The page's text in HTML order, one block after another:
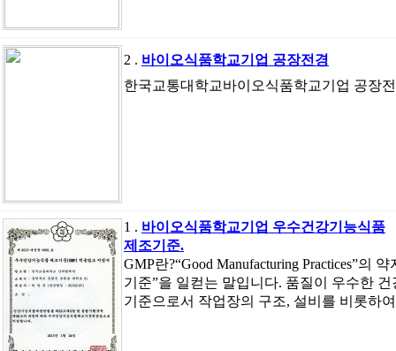
2 . 바이오식품학교기업 공장전경
한국교통대학교바이오식품학교기업 공장
1 . 바이오식품학교기업 우수건강기능식품
제조기준.
GMP란?“Good Manufacturing Practices”의
기준”을 일컫는 말입니다. 품질이 우수한
기준으로서 작업장의 구조, 설비를 비롯하